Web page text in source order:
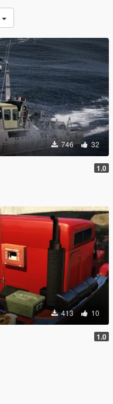
746 32
1.0
413 10
1.0